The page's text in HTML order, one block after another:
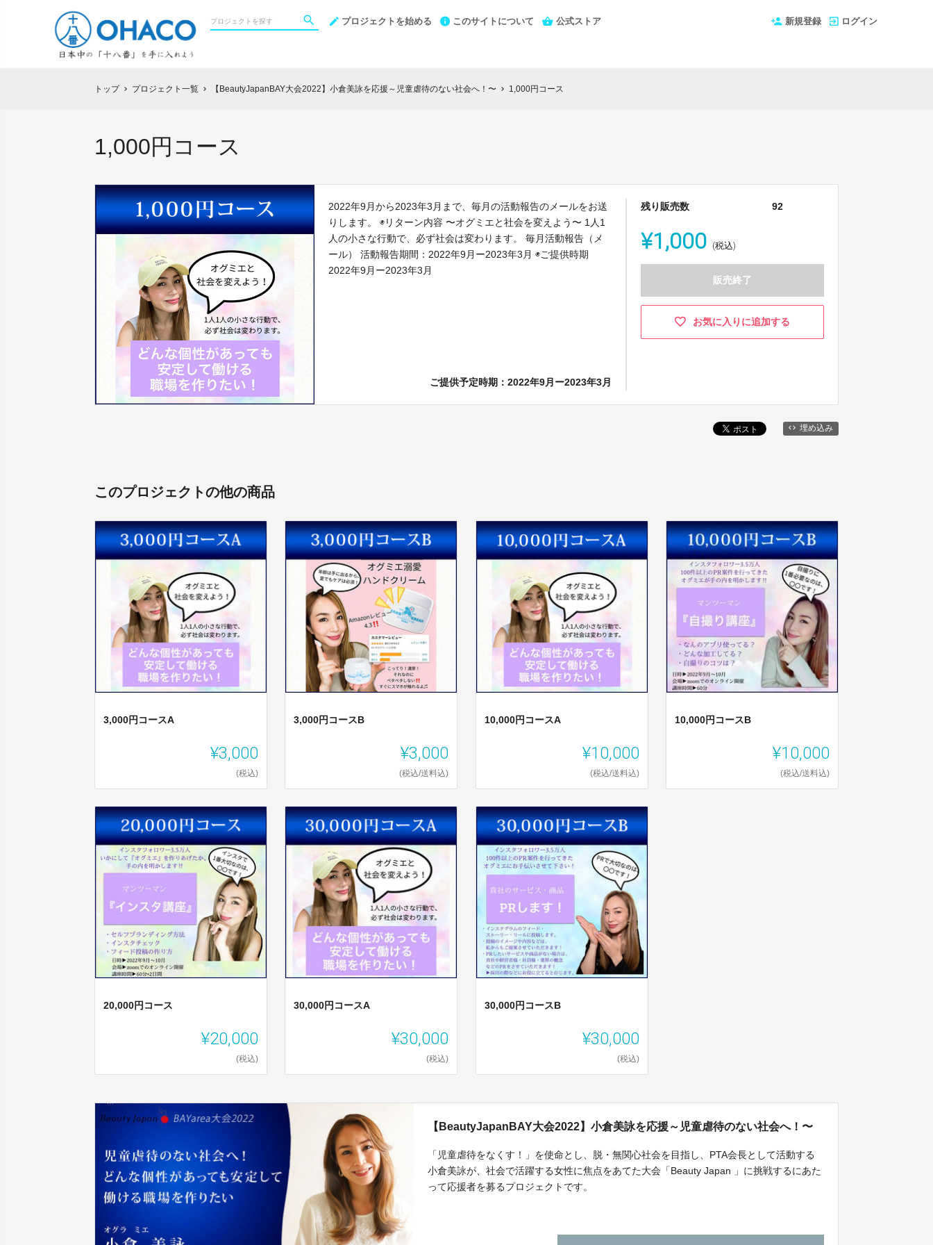
プロジェクトを始める このサイトについて 公式ストア 新規登録 ログイン
トップ chevron_right プロジェクト一覧 chevron_right 【BeautyJapanBAY大会2022】小倉美詠を応援～児童虐待のない社会へ！〜 chevron_right 1,000円コース
1,000円コース
2022年9月から2023年3月まで、毎月の活動報告のメールをお送
りします。 ◉リターン内容 〜オグミエと社会を変えよう〜 1人1
人の小さな行動で、必ず社会は変わります。 毎月活動報告（メ
ール） 活動報告期間：2022年9月ー2023年3月 ◉ご提供時期
2022年9月ー2023年3月
ご提供予定時期：2022年9月ー2023年3月
残り販売数 92
¥1,000 (税込)
販売終了
お気に入りに追加する
埋め込み
このプロジェクトの他の商品
3,000円コースA
¥3,000
(税込)
3,000円コースB
¥3,000
(税込/送料込)
10,000円コースA
¥10,000
(税込/送料込)
10,000円コースB
¥10,000
(税込/送料込)
20,000円コース
¥20,000
(税込)
30,000円コースA
¥30,000
(税込)
30,000円コースB
¥30,000
(税込)
【BeautyJapanBAY大会2022】小倉美詠を応援～児童虐待のない社会へ！〜
「児童虐待をなくす！」を使命とし、脱・無関心社会を目指し、PTA会長として活動する
小倉美詠が、社会で活躍する女性に焦点をあてた大会「Beauty Japan 」に挑戦するにあた
って応援者を募るプロジェクトです。